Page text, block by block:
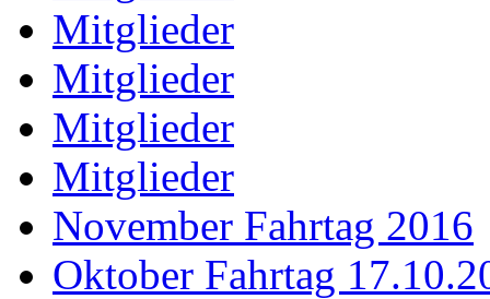
Mitglieder
Mitglieder
Mitglieder
Mitglieder
November Fahrtag 2016
Oktober Fahrtag